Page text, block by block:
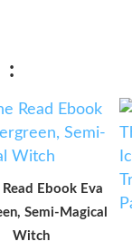
:
Ebook Eva
Semi-Magical
Witch